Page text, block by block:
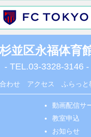
杉並区永福体育
- TEL.03-3328-3146 -
わせ アクセス ふらっと
動画配信サ
教室申込
お知らせ